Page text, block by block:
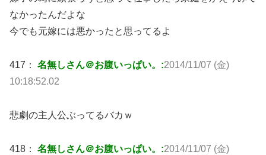
なかったんだよな
今でも元嫁には悪かったと思ってるよ
417： 名無しさん＠お腹いっぱい。:2014/11/07 (金)
10:18:52.02
悲劇の主人公ぶってるバカｗ
418： 名無しさん＠お腹いっぱい。:2014/11/07 (金)